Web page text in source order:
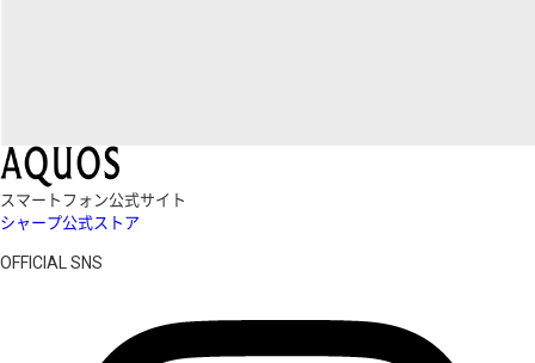
スマートフォン公式サイト
シャープ公式ストア
OFFICIAL SNS